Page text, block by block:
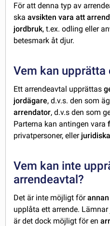
För att denna typ av
ska avsikten vara att
jordbruk, t.ex. odling eller
betesmark åt djur.
Vem kan upprätta
Ett arrendeavtal upprättas
jordägare, d.v.s. den som
arrendator, d.v.s den som
Parterna kan antingen vara
privatpersoner, eller
Vem kan inte
arrendeavtal?
Det är inte möjligt för
upplåta ett arrende.
är det dock möjligt för en